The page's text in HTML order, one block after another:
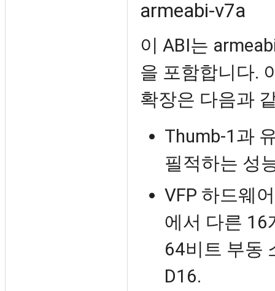
armeabi-v7a
이 ABI는
을 포함합니다.
확장은 다음과
Thumb-1과
필적하는 성
VFP 하드웨
에서 다른 16
64비트 부동
D16.